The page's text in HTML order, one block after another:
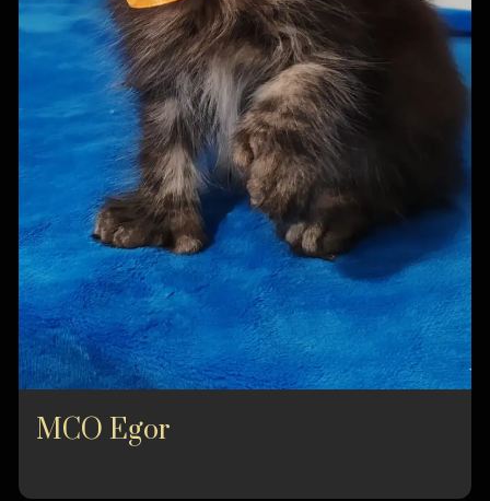
MCO Egor